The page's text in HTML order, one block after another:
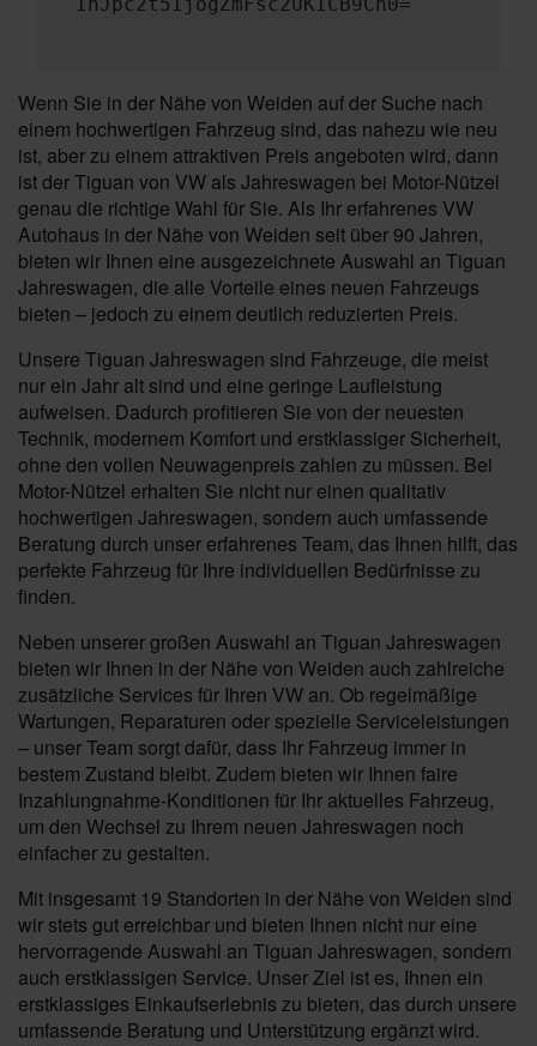
Wenn Sie in der Nähe von Weiden auf der Suche nach
einem hochwertigen Fahrzeug sind, das nahezu wie neu
ist, aber zu einem attraktiven Preis angeboten wird, dann
ist der Tiguan von VW als Jahreswagen bei Motor-Nützel
genau die richtige Wahl für Sie. Als Ihr erfahrenes VW
Autohaus in der Nähe von Weiden seit über 90 Jahren,
bieten wir Ihnen eine ausgezeichnete Auswahl an Tiguan
Jahreswagen, die alle Vorteile eines neuen Fahrzeugs
bieten – jedoch zu einem deutlich reduzierten Preis.
Unsere Tiguan Jahreswagen sind Fahrzeuge, die meist
nur ein Jahr alt sind und eine geringe Laufleistung
aufweisen. Dadurch profitieren Sie von der neuesten
Technik, modernem Komfort und erstklassiger Sicherheit,
ohne den vollen Neuwagenpreis zahlen zu müssen. Bei
Motor-Nützel erhalten Sie nicht nur einen qualitativ
hochwertigen Jahreswagen, sondern auch umfassende
Beratung durch unser erfahrenes Team, das Ihnen hilft, das
perfekte Fahrzeug für Ihre individuellen Bedürfnisse zu
finden.
Neben unserer großen Auswahl an Tiguan Jahreswagen
bieten wir Ihnen in der Nähe von Weiden auch zahlreiche
zusätzliche Services für Ihren VW an. Ob regelmäßige
Wartungen, Reparaturen oder spezielle Serviceleistungen
– unser Team sorgt dafür, dass Ihr Fahrzeug immer in
bestem Zustand bleibt. Zudem bieten wir Ihnen faire
Inzahlungnahme-Konditionen für Ihr aktuelles Fahrzeug,
um den Wechsel zu Ihrem neuen Jahreswagen noch
einfacher zu gestalten.
Mit insgesamt 19 Standorten in der Nähe von Weiden sind
wir stets gut erreichbar und bieten Ihnen nicht nur eine
hervorragende Auswahl an Tiguan Jahreswagen, sondern
auch erstklassigen Service. Unser Ziel ist es, Ihnen ein
erstklassiges Einkaufserlebnis zu bieten, das durch unsere
umfassende Beratung und Unterstützung ergänzt wird.